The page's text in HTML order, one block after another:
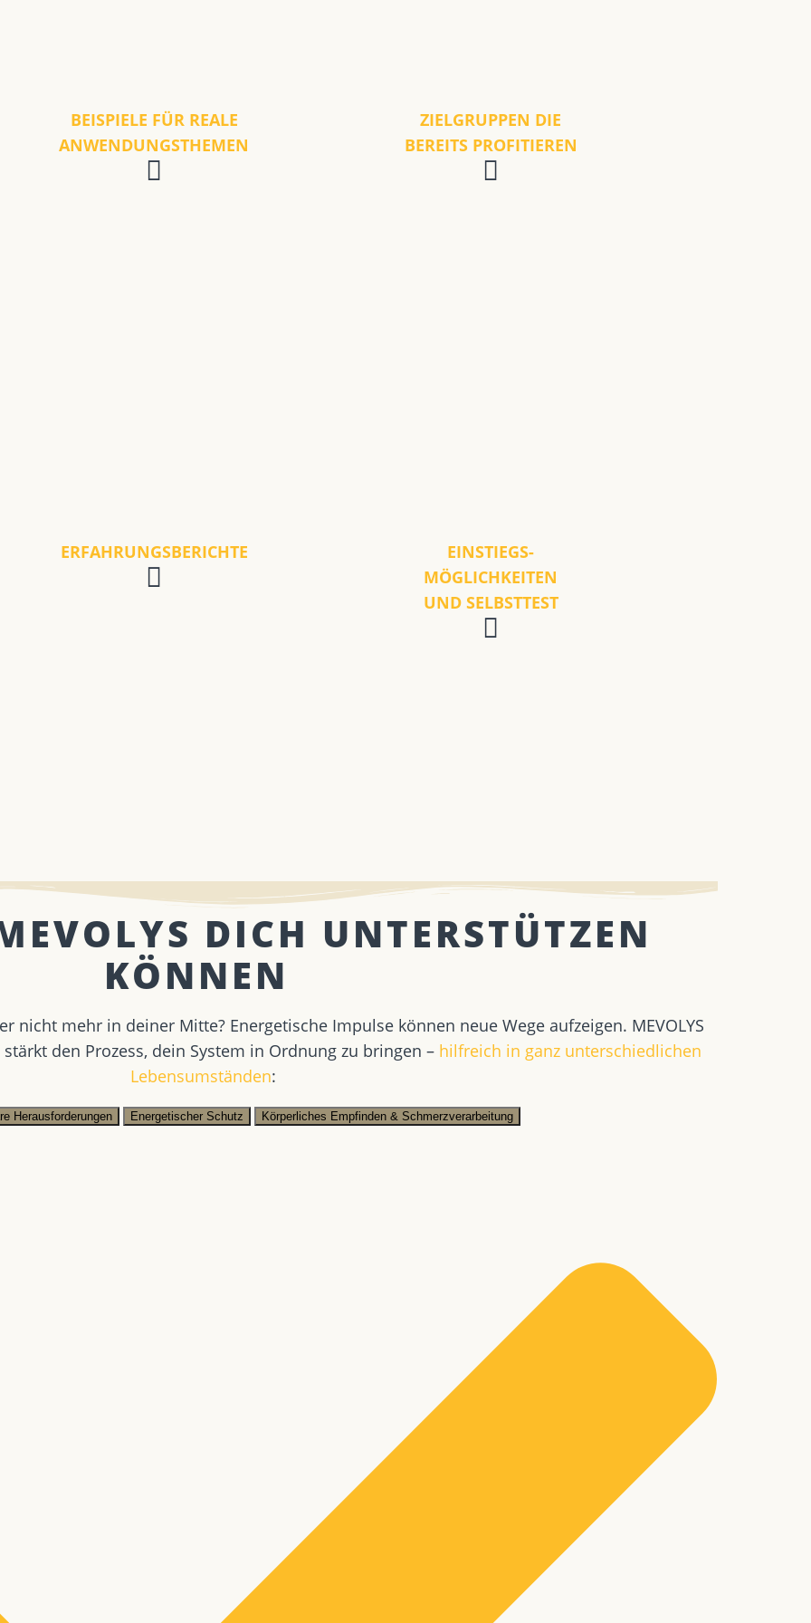
BEISPIELE FÜR REALE
ANWENDUNGSTHEMEN
ZIELGRUPPEN DIE
BEREITS PROFITIEREN
ERFAHRUNGSBERICHTE
EINSTIEGS-
MÖGLICHKEITEN
UND SELBSTTEST
DICH UNTERSTÜTZEN
KÖNNEN ​
nicht mehr in deiner Mitte? Energetische Impulse können neue Wege aufzeigen. MEVOLYS
den Prozess, dein System in Ordnung zu bringen – hilfreich in ganz unterschiedlichen
Lebensumständen:
Herausforderungen Energetischer Schutz Körperliches Empfinden & Schmerzverarbeitung